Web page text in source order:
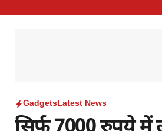
GadgetsLatest News